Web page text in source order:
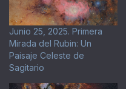
Junio 25, 2025. Primera
Mirada del Rubin: Un
Paisaje Celeste de
Sagitario